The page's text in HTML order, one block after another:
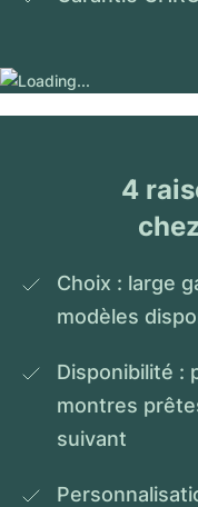
4
Choix : large
modèles
Disponibilité :
montres
suivant